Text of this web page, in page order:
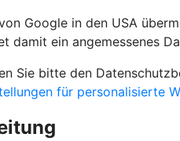
Google in den USA
ein angemessenes
Sie bitte den
für personalisierte